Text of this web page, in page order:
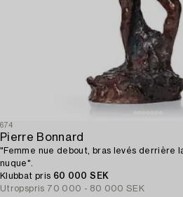
674
Pierre Bonnard
"Femme nue debout, bras levés derrière
nuque".
Klubbat pris 60 000 SEK
Utropspris 70 000 - 80 000 SEK